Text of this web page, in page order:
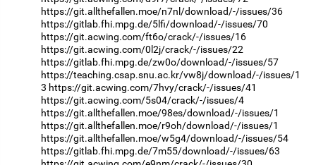
https://git.allthefallen.moe/n7nl/download/-/issues/36
https://gitlab.fhi.mpg.de/5lfi/download/-/issues/70
https://git.acwing.com/ft6o/crack/-/issues/16
https://git.acwing.com/0l2j/crack/-/issues/22
https://gitlab.fhi.mpg.de/zw0o/download/-/issues/57
https://teaching.csap.snu.ac.kr/vw8j/download/-/issues/1
3 https://git.acwing.com/7hvy/crack/-/issues/41
https://git.acwing.com/5s04/crack/-/issues/4
https://git.allthefallen.moe/98es/download/-/issues/1
https://git.allthefallen.moe/r9oh/download/-/issues/1
https://git.allthefallen.moe/w5g4/download/-/issues/54
https://gitlab.fhi.mpg.de/7m55/download/-/issues/63